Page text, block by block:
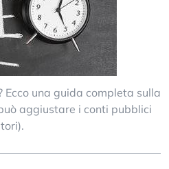
Ecco una guida completa sulla
aggiustare i conti pubblici